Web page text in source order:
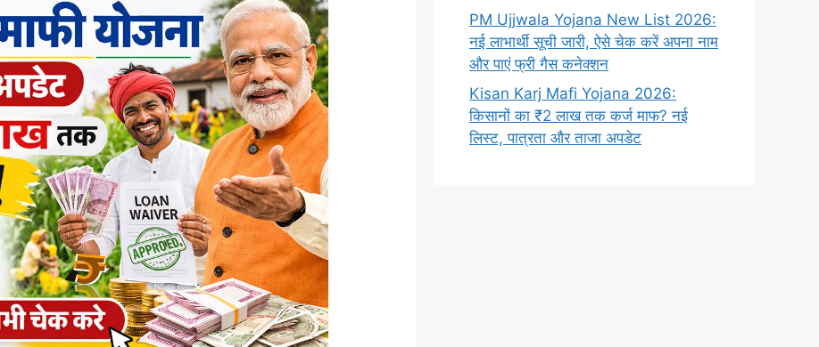
PM Ujjwala Yojana New List 2026:
नई लाभार्थी सूची जारी, ऐसे चेक करें अपना नाम
और पाएं फ्री गैस कनेक्शन
Kisan Karj Mafi Yojana 2026:
किसानों का ₹2 लाख तक कर्ज माफ? नई
लिस्ट, पात्रता और ताजा अपडेट